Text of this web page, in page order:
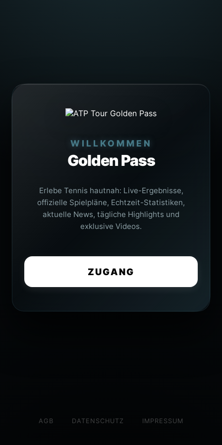
WILLKOMMEN
Golden Pass
Erlebe Tennis hautnah: Live-Ergebnisse,
offizielle Spielpläne, Echtzeit-Statistiken,
aktuelle News, tägliche Highlights und
exklusive Videos.
ZUGANG
AGB DATENSCHUTZ IMPRESSUM